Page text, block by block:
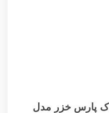
پارس خزر مدل